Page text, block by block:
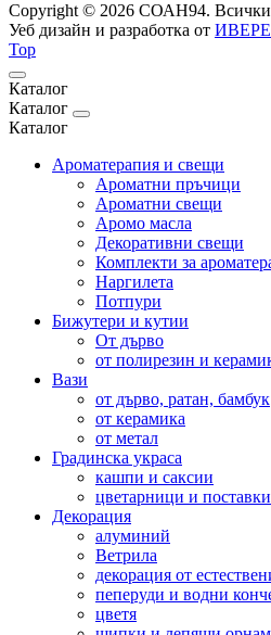
Copyright © 2026 СОАН94. Всички
Уеб дизайн и разработка от
Top
Каталог
Каталог
Каталог
Ароматерапия и свещи
Ароматни пръчици
Ароматни свещи
Аромо масла
Декоративни свещи
Комплекти за
Наргилета
Потпури
Бижутери и кутии
От дърво
от полирезин и
Вази
от дърво, ратан, бамбук
от керамика
от метал
Градинска украса
кашпи и саксии
цветарници и поставки
Декорация
алуминий
Ветрила
декорация от
пеперуди и водни
цветя